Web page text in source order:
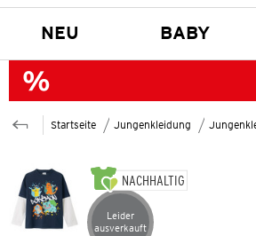
NEU BABY
Startseite Jungenkleidung
NACHHALTIG
Artikel leider ausverkauft
Leider
ausverkauft